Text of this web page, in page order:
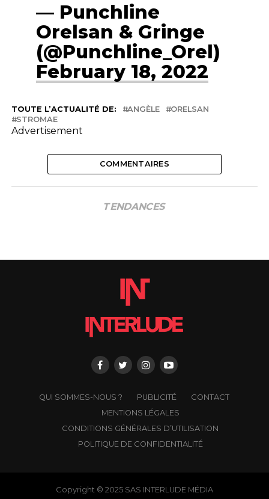
— Punchline
Orelsan & Gringe
(@Punchline_Orel)
February 18, 2022
TOUTE L’ACTUALITÉ DE: ANGÈLE
ORELSAN
STROMAE
Advertisement
COMMENTAIRES
TENDANCES
QUI SOMMES-NOUS ? PUBLICITÉ
CONTACT
MENTIONS LÉGALES
CONDITIONS GÉNÉRALES D’UTILISATION
POLITIQUE DE CONFIDENTIALITÉ
Copyright © 2025 SAS INTERLUDE MÉDIA